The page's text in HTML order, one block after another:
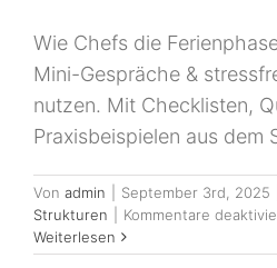
Wie Chefs die
Mini-Gespräche &
nutzen. Mit Checklisten,
Praxisbeispielen aus dem
Von admin September 3rd, 2025
Strukturen
Kommentare
Weiterlesen